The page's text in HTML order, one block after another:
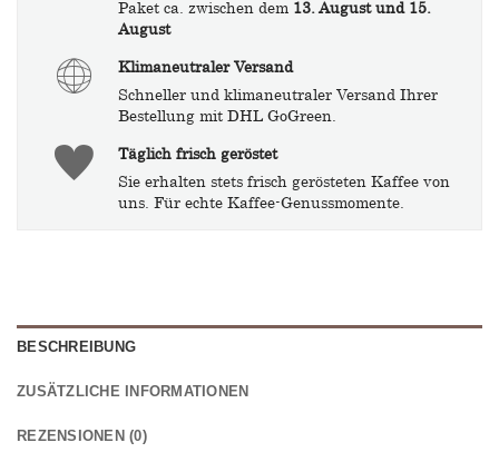
Paket ca. zwischen dem 13. August und 15.
August
Klimaneutraler Versand
Schneller und klimaneutraler Versand Ihrer
Bestellung mit DHL GoGreen.
Täglich frisch geröstet
Sie erhalten stets frisch gerösteten Kaffee von
uns. Für echte Kaffee-Genussmomente.
BESCHREIBUNG
ZUSÄTZLICHE INFORMATIONEN
REZENSIONEN (0)